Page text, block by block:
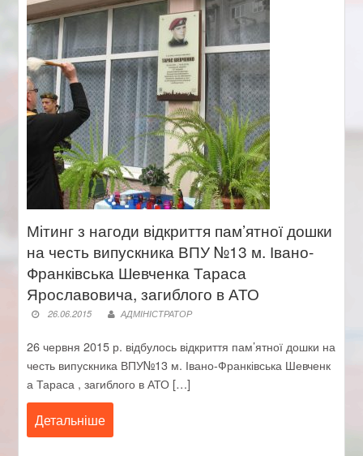
Мітинг з нагоди відкриття пам’ятної дошки
на честь випускника ВПУ №13 м. Івано-
Франківська Шевченка Тараса
Ярославовича, загиблого в АТО
26.06.2015 АДМІНІСТРАТОР
26 червня 2015 р. відбулось відкриття пам’ятної дошки на
честь випускника ВПУ№13 м. Івано-Франківська Шевченк
а Тараса , загиблого в АТО […]
Детальніше